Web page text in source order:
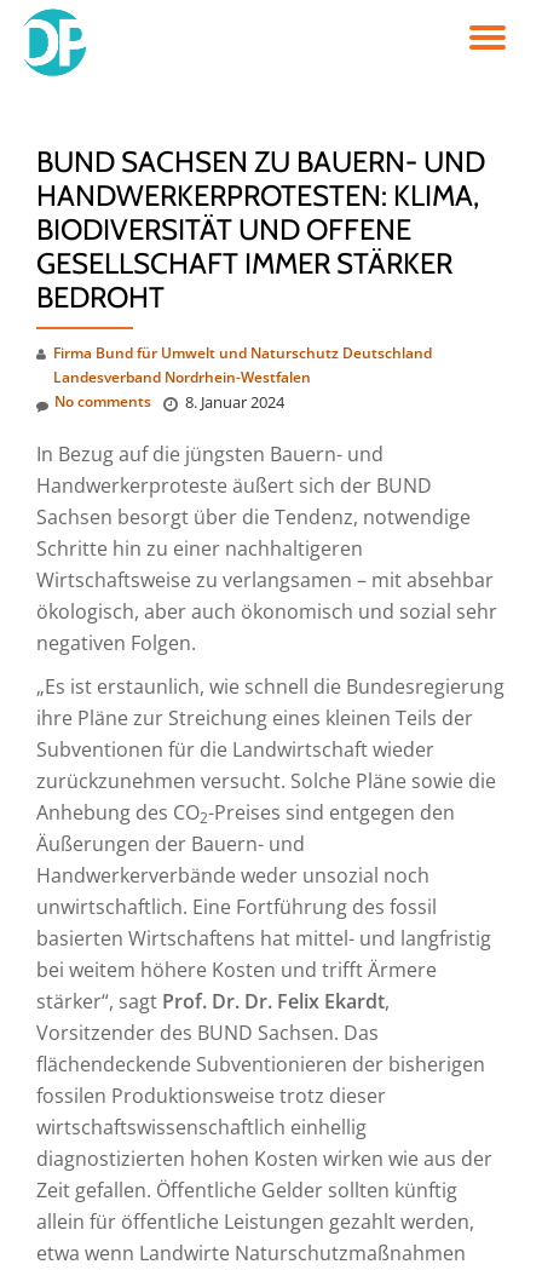
Skip
BUND SACHSEN ZU BAUERN- UND
HANDWERKERPROTESTEN: KLIMA,
BIODIVERSITÄT UND OFFENE
GESELLSCHAFT IMMER STÄRKER
BEDROHT
Firma Bund für Umwelt und Naturschutz Deutschland
Landesverband Nordrhein-Westfalen
8. Januar 2024
No comments
In Bezug auf die jüngsten Bauern- und
Handwerkerproteste äußert sich der BUND
Sachsen besorgt über die Tendenz, notwendige
Schritte hin zu einer nachhaltigeren
Wirtschaftsweise zu verlangsamen – mit absehbar
ökologisch, aber auch ökonomisch und sozial sehr
negativen Folgen.
„Es ist erstaunlich, wie schnell die Bundesregierung
ihre Pläne zur Streichung eines kleinen Teils der
Subventionen für die Landwirtschaft wieder
zurückzunehmen versucht. Solche Pläne sowie die
Anhebung des CO2-Preises sind entgegen den
Äußerungen der Bauern- und
Handwerkerverbände weder unsozial noch
unwirtschaftlich. Eine Fortführung des fossil
basierten Wirtschaftens hat mittel- und langfristig
bei weitem höhere Kosten und trifft Ärmere
stärker“, sagt Prof. Dr. Dr. Felix Ekardt,
Vorsitzender des BUND Sachsen. Das
flächendeckende Subventionieren der bisherigen
fossilen Produktionsweise trotz dieser
wirtschaftswissenschaftlich einhellig
diagnostizierten hohen Kosten wirken wie aus der
Zeit gefallen. Öffentliche Gelder sollten künftig
allein für öffentliche Leistungen gezahlt werden,
etwa wenn Landwirte Naturschutzmaßnahmen